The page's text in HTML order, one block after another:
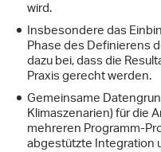
wird.
Insbesondere das
Phase des Definierens
dazu bei, dass die
Praxis gerecht werden.
Gemeinsame
Klimaszenarien) für die
mehreren Programm-
abgestützte Integration